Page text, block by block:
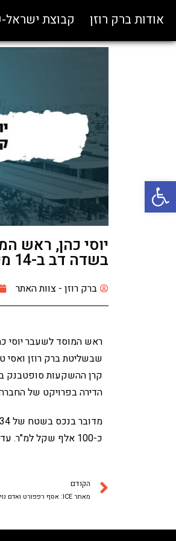
פתח סרגל נגישות
אודות ברק רוזן קבוצת
יוסי כהן, ראש
בשדה דב ב-14 מיליון שקל
ברק רוזן - צוות האתר
ראש המוסד לשעבר יוסי
קרן ההשקעות סופטבנק
הדירה בפרויקט של
כ-100 אלף שקל למ"ר. עד כה מכרה ישראל קנדה 211 דירות בפרויקט בהיקף כולל של כ-1.9 מיליארד שקל.
הקודם
מאתר ICE: אסף רפפורט ואדם נוימן משקיעים בחברת 'קנדה גלובל'